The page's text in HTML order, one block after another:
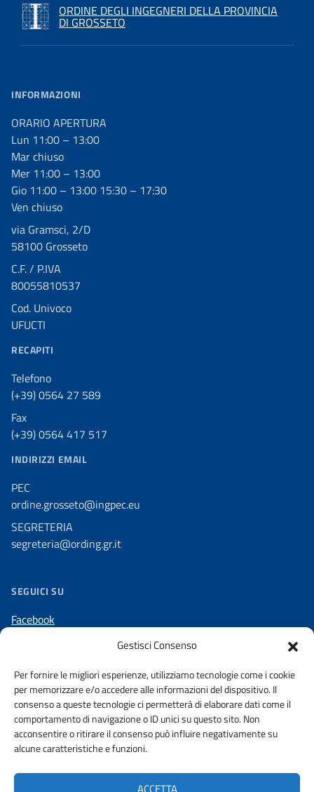
Gestisci Consenso
Per fornire le migliori esperienze, utilizziamo tecnologie come i cookie
per memorizzare e/o accedere alle informazioni del dispositivo. Il
consenso a queste tecnologie ci permetterà di elaborare dati come il
comportamento di navigazione o ID unici su questo sito. Non
acconsentire o ritirare il consenso può influire negativamente su
alcune caratteristiche e funzioni.
ACCETTA
ORDINE DEGLI INGEGNERI DELLA PROVINCIA
DI GROSSETO
INFORMAZIONI
ORARIO APERTURA
Lun 11:00 – 13:00
Mar chiuso
Mer 11:00 – 13:00
Gio 11:00 – 13:00 15:30 – 17:30
Ven chiuso
via Gramsci, 2/D
58100 Grosseto
C.F. / P.IVA
80055810537
Cod. Univoco
UFUCTI
RECAPITI
Telefono
(+39) 0564 27 589
Fax
(+39) 0564 417 517
INDIRIZZI EMAIL
PEC
ordine.grosseto@ingpec.eu
SEGRETERIA
segreteria@ording.gr.it
SEGUICI SU
Facebook
DICHIARAZIONE DI ACCESSIBILITÀ
AMMINISTRAZIONE TRASPARENTE PRIVACY POLICY